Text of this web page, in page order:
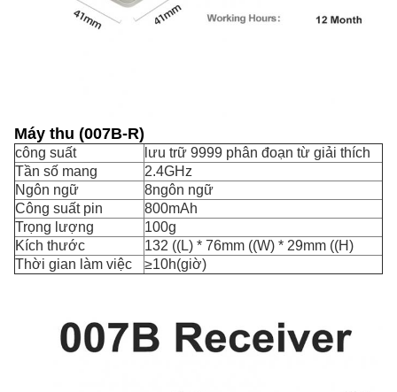
Máy thu (007B-R)
công suất
lưu trữ 9999 phân đoạn từ giải thích
Tần số mang
2.4GHz
Ngôn ngữ
8ngôn ngữ
Công suất pin
800mAh
Trọng lượng
100g
Kích thước
132 ((L) * 76mm ((W) * 29mm ((H)
Thời gian làm việc
≥10h(giờ)